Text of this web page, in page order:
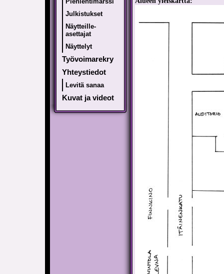
Julkistukset
Näytteille-
asettajat
Näyttelyt
Työvoimarekry
Yhteystiedot
Levitä sanaa
Kuvat ja videot